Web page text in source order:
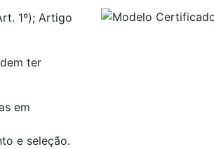
1º); Artigo
ter
em
e seleção.